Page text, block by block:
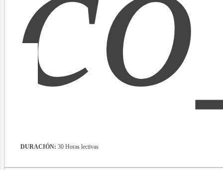
DURACIÓN: 30 Horas lectivas